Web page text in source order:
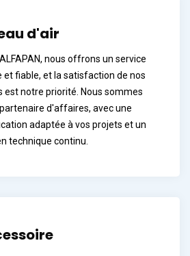
d'air
nous offrons un service
et fiable, et la satisfaction de nos
est notre priorité. Nous sommes
d'affaires, avec une
adaptée à vos projets et un
technique continu.